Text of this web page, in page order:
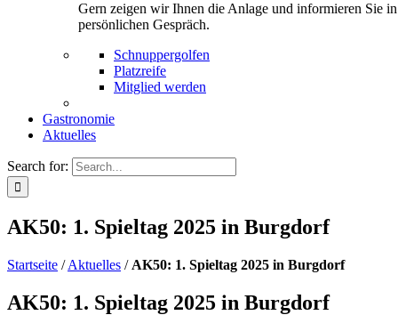
Gern zeigen wir Ihnen die Anlage und informieren Sie
persönlichen Gespräch.
Schnuppergolfen
Platzreife
Mitglied werden
Gastronomie
Aktuelles
Search for:
AK50: 1. Spieltag 2025 in Burgdorf
Startseite /Aktuelles / AK50: 1. Spieltag 2025 in Burgdorf
AK50: 1. Spieltag 2025 in Burgdorf